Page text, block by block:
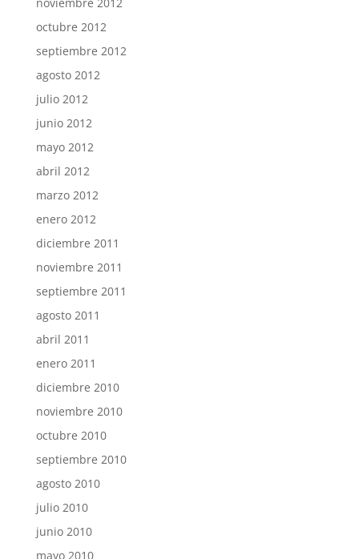
octubre 2012
septiembre 2012
agosto 2012
julio 2012
junio 2012
mayo 2012
abril 2012
marzo 2012
enero 2012
diciembre 2011
noviembre 2011
septiembre 2011
agosto 2011
abril 2011
enero 2011
diciembre 2010
noviembre 2010
octubre 2010
septiembre 2010
agosto 2010
julio 2010
junio 2010
mayo 2010